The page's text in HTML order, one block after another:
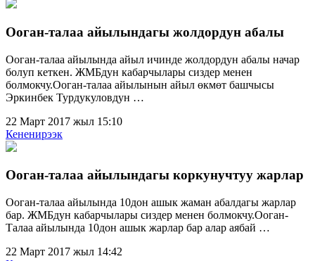
Ооган-талаа айылындагы жолдордун абалы
Ооган-талаа айылында айыл ичинде жолдордун абалы начар
болуп кеткен. ЖМБдун кабарчылары сиздер менен
болмокчу.Ооган-талаа айылынын айыл өкмөт башчысы
Эркинбек Турдукуловдун …
22 Март 2017 жыл 15:10
Кененирээк
Ооган-талаа айылындагы коркунучтуу жарлар
Ооган-талаа айылында 10дон ашык жаман абалдагы жарлар
бар. ЖМБдун кабарчылары сиздер менен болмокчу.Ооган-
Талаа айылында 10дон ашык жарлар бар алар аябай …
22 Март 2017 жыл 14:42